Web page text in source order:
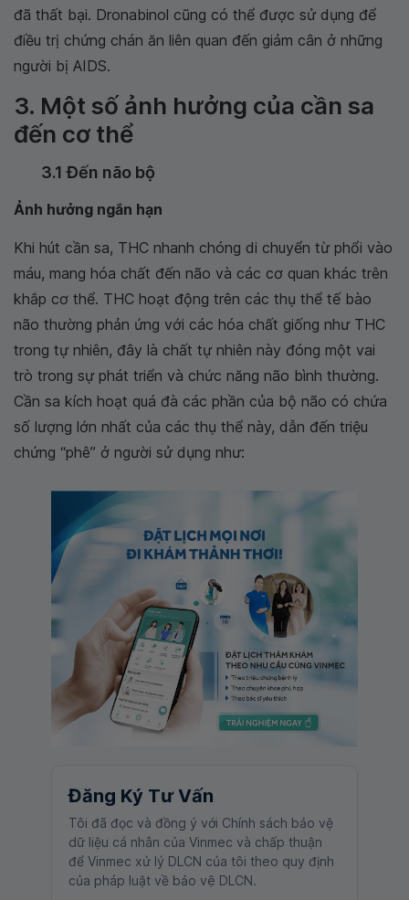
đã thất bại. Dronabinol cũng có thể được sử dụng để
điều trị chứng chán ăn liên quan đến giảm cân ở những
người bị AIDS.
3. Một số ảnh hưởng của cần sa
đến cơ thể
3.1 Đến não bộ
Ảnh hưởng ngắn hạn
Khi hút cần sa, THC nhanh chóng di chuyển từ phổi vào
máu, mang hóa chất đến não và các cơ quan khác trên
khắp cơ thể. THC hoạt động trên các thụ thể tế bào
não thường phản ứng với các hóa chất giống như THC
trong tự nhiên, đây là chất tự nhiên này đóng một vai
trò trong sự phát triển và chức năng não bình thường.
Cần sa kích hoạt quá đà các phần của bộ não có chứa
số lượng lớn nhất của các thụ thể này, dẫn đến triệu
chứng “phê” ở người sử dụng như:
Đăng Ký Tư Vấn
Tôi đã đọc và đồng ý với Chính sách bảo vệ
dữ liệu cá nhân của Vinmec và chấp thuận
để Vinmec xử lý DLCN của tôi theo quy định
của pháp luật về bảo vệ DLCN.